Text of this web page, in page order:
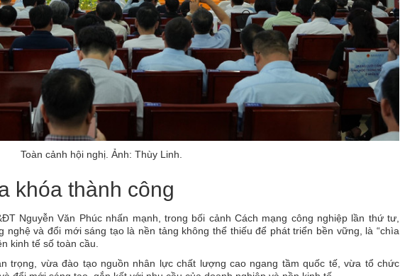
Toàn cảnh hội nghị. Ảnh: Thùy Linh.
khóa thành công
Nguyễn Văn Phúc nhấn mạnh, trong bối cảnh Cách mạng công nghiệp lần thứ tư,
và đổi mới sáng tạo là nền tảng không thể thiếu để phát triển bền vững, là “chìa
kinh tế số toàn cầu.
trọng, vừa đào tạo nguồn nhân lực chất lượng cao ngang tầm quốc tế, vừa tổ chức